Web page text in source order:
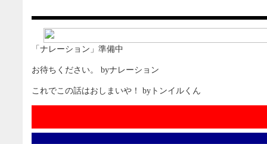
「ナレーション」準備中
お待ちください。 byナレーション
これでこの話はおしまいや！ byトンイルくん